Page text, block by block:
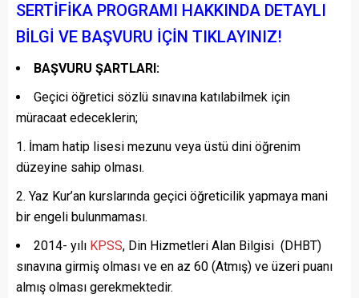
SERTİFİKA PROGRAMI HAKKINDA DETAYLI
BİLGİ VE BAŞVURU İÇİN TIKLAYINIZ!
BAŞVURU ŞARTLARI:
Geçici öğretici sözlü sınavına katılabilmek için
müracaat edeceklerin;
İmam hatip lisesi mezunu veya üstü dini öğrenim
düzeyine sahip olması.
Yaz Kur’an kurslarında geçici öğreticilik yapmaya mani
bir engeli bulunmaması.
2014- yılı KPSS, Din Hizmetleri Alan Bilgisi (DHBT)
sınavına girmiş olması ve en az 60 (Atmış) ve üzeri puanı
almış olması gerekmektedir.